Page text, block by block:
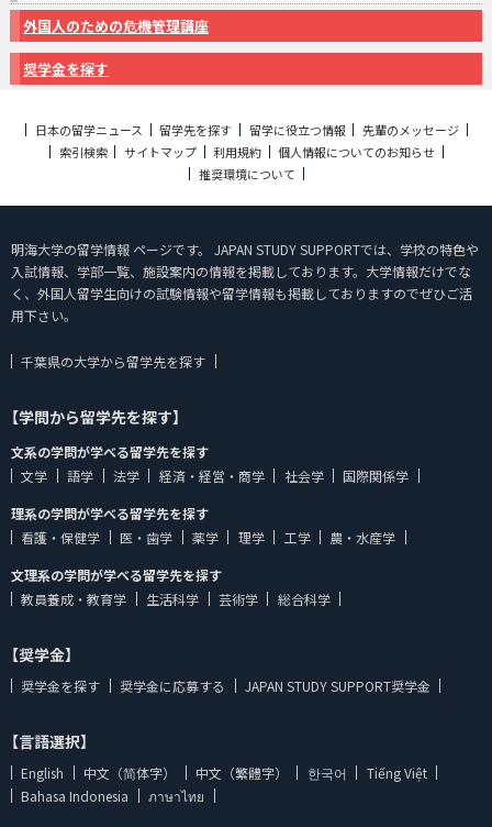
外国人のための危機管理講座
奨学金を探す
日本の留学ニュース 留学先を探す 留学に役立つ情報
先輩のメッセージ
索引検索
サイトマップ 利用規約
個人情報についてのお知らせ
推奨環境について
明海大学の留学情報 ページです。 JAPAN STUDY SUPPORTでは、学校の特色や
入試情報、学部一覧、施設案内の情報を掲載しております。大学情報だけでな
く、外国人留学生向けの試験情報や留学情報も掲載しておりますのでぜひご活
用下さい。
千葉県の大学から留学先を探す
【学問から留学先を探す】
文系の学問が学べる留学先を探す
文学
語学 法学 経済・経営・商学 社会学
国際関係学
理系の学問が学べる留学先を探す
看護・保健学
医・歯学 薬学 理学 工学
農・水産学
文理系の学問が学べる留学先を探す
教員養成・教育学
生活科学 芸術学 総合科学
【奨学金】
奨学金を探す 奨学金に応募する JAPAN STUDY SUPPORT奨学金
【言語選択】
English 中文（简体字） 中文（繁體字） 한국어
Tiếng Việt
Bahasa Indonesia
ภาษาไทย